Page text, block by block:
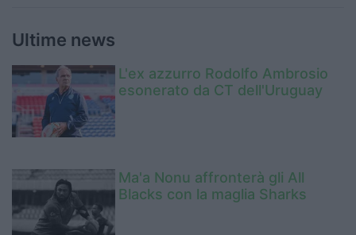
Ultime news
L'ex azzurro Rodolfo Ambrosio
esonerato da CT dell'Uruguay
Ma'a Nonu affronterà gli All
Blacks con la maglia Sharks